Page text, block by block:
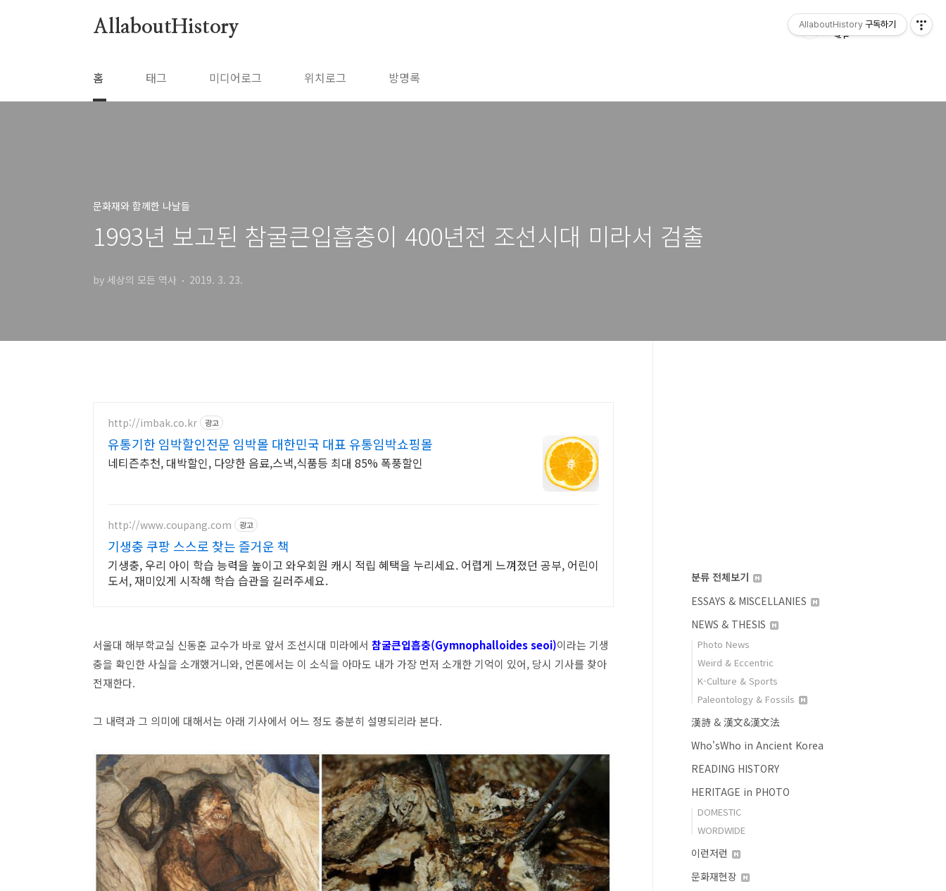
AllaboutHistory
홈 태그 미디어로그 위치로그 방명록
문화재와 함께한 나날들
1993년 보고된 참굴큰입흡충이 400년전 조선시대 미라서 검출
by 세상의 모든 역사 2019. 3. 23.
http://imbak.co.kr 광고
유통기한 임박할인전문 임박몰 대한민국 대표 유통임박쇼핑몰
네티즌추천, 대박할인, 다양한 음료,스낵,식품등 최대 85% 폭풍할인
http://www.coupang.com 광고
기생충 쿠팡 스스로 찾는 즐거운 책
기생충, 우리 아이 학습 능력을 높이고 와우회원 캐시 적립 혜택을 누리세요. 어렵게 느껴졌던 공부, 어린이
도서, 재미있게 시작해 학습 습관을 길러주세요.
서울대 해부학교실 신동훈 교수가 바로 앞서 조선시대 미라에서 참굴큰입흡충(Gymnophalloides seoi)이라는 기생
충을 확인한 사실을 소개했거니와, 언론에서는 이 소식을 아마도 내가 가장 먼저 소개한 기억이 있어, 당시 기사를 찾아
전재한다.
그 내력과 그 의미에 대해서는 아래 기사에서 어느 정도 충분히 설명되리라 본다.
분류 전체보기
ESSAYS & MISCELLANIES
NEWS & THESIS
Photo News
Weird & Eccentric
K-Culture & Sports
Paleontology & Fossils
漢詩 & 漢文&漢文法
Who'sWho in Ancient Korea
READING HISTORY
HERITAGE in PHOTO
DOMESTIC
WORDWIDE
이런저런
문화재현장
AllaboutHistory 구독하기